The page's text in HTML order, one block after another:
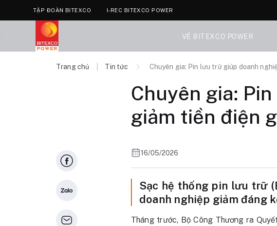
TẬP ĐOÀN BITEXCO I-REC BITEXCO POWER
VỀ BITEXCO POWER
Trang chủ Tin tức Chuyên gia: Pin lưu trữ giúp doanh
Chuyên gia:
giảm tiền điện
16/05/2026
Sạc hệ thống pin lưu trữ
doanh nghiệp giảm đáng
Tháng trước, Bộ Công Thương ra